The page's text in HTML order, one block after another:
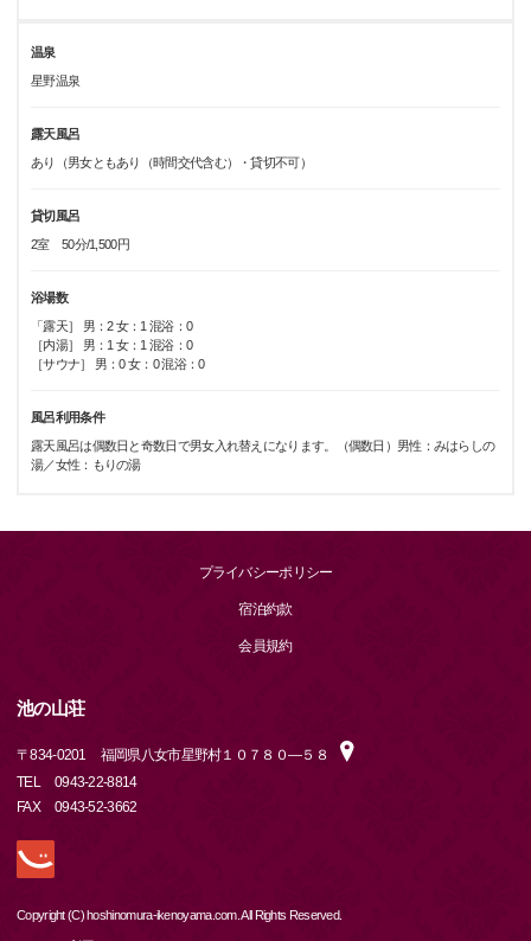
温泉
星野温泉
露天風呂
あり（男女ともあり（時間交代含む）・貸切不可）
貸切風呂
2室 50分/1,500円
浴場数
「露天］ 男：2 女：1 混浴：0
［内湯］ 男：1 女：1 混浴：0
［サウナ］ 男：0 女：0 混浴：0
風呂利用条件
露天風呂は偶数日と奇数日で男女入れ替えになります。（偶数日）男性：みはらしの
湯／女性：もりの湯
プライバシーポリシー
宿泊約款
会員規約
池の山荘
〒834-0201
福岡県八女市星野村１０７８０―５８
TEL
0943-22-8814
FAX
0943-52-3662
Copyright (C) hoshinomura-ikenoyama.com. All Rights Reserved.